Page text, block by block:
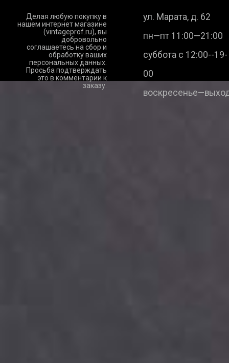
Делая любую покупку в
нашем интернет магазине
(vintageprof.ru), вы
добровольно
соглашаетесь на сбор и
обработку ваших
персональных данных.
Просьба подтверждать
это в комментарии к
заказу.
ул. Марата, д. 62
пн—пт 11:00—21:00
суббота с 12:00--19-
00